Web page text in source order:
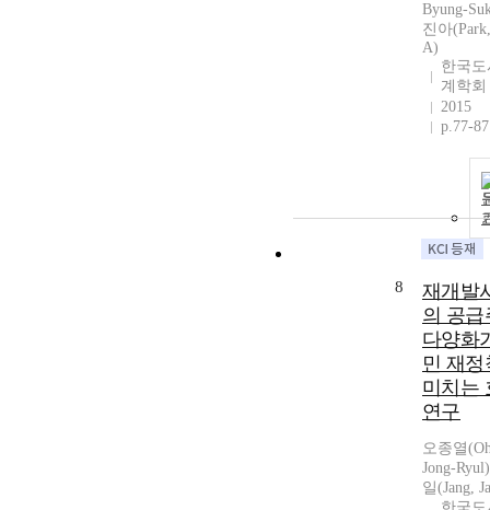
Byung-
진아
A)
한국
계학회
2015
p.77-87
8
재개발
의 공급
다양화
민 재정
미치는
연구
오종열
Jong-
일(Jang,